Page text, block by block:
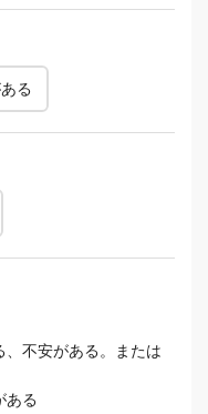
る
不安がある。または
ある